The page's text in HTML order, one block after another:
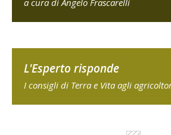
a cura di Angelo Frascarelli
L'Esperto risponde
I consigli di Terra e Vita agli